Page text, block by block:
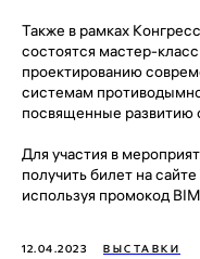
Также в рамках
состоятся мастер-
проектированию
системам
посвященные развитию
Для участия в
получить билет на
используя промокод
12.04.2023 ВЫСТАВКИ